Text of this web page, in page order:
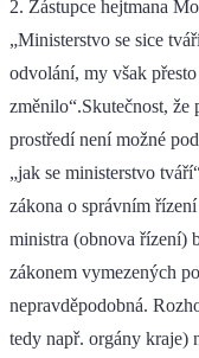
2. Zástupce hejtmana
„Ministerstvo se sice
odvolání, my však
změnilo“.Skutečnost,
prostředí není možné
„jak se ministerstvo
zákona o správním
ministra (obnova řízení)
zákonem vymezených
nepravděpodobná.
tedy např. orgány kraje)